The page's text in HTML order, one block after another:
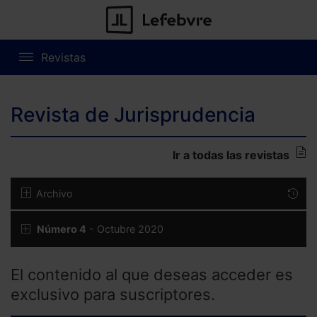
Revistas
Revista de Jurisprudencia
Ir a todas las revistas
Archivo
Número 4 - Octubre 2020
El contenido al que deseas acceder es
exclusivo para suscriptores.